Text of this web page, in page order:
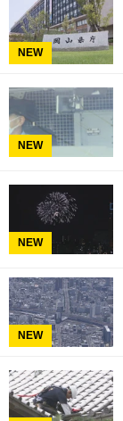
NEW
NEW
NEW
NEW